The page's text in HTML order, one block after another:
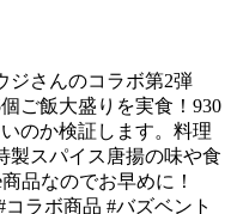
ジさんのコラボ第2弾
ご飯大盛りを実食！930
のか検証します。料理
製スパイス唐揚の味や食
品なのでお早めに！
ラボ商品 #バズベント